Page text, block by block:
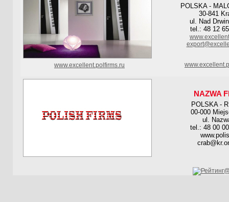
POLSKA -
30-841
ul. Nad
tel.: 48 12
www.excellent.polfirms.ru
NAZWA
POLSKA -
00-000
ul.
tel.: 48 00